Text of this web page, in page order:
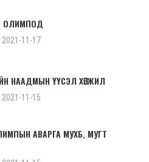
ОЛИМПОД
2021-11-17
НААДМЫН ҮҮСЭЛ ХӨГЖИЛ
2021-11-15
АВАРГА МУХБ, МУГТ